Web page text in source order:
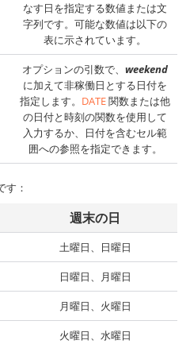
なす日を指定する数値または文
字列です。可能な数値は以下の
表に示されています。
オプションの引数で、 weekend
に加えて非稼働日とする日付を
指定します。 DATE関数または他
の日付と時刻の関数を使用して
入力するか、日付を含むセル範
囲への参照を指定できます。
す：
週末の日
土曜日、日曜日
日曜日、月曜日
月曜日、火曜日
火曜日、水曜日